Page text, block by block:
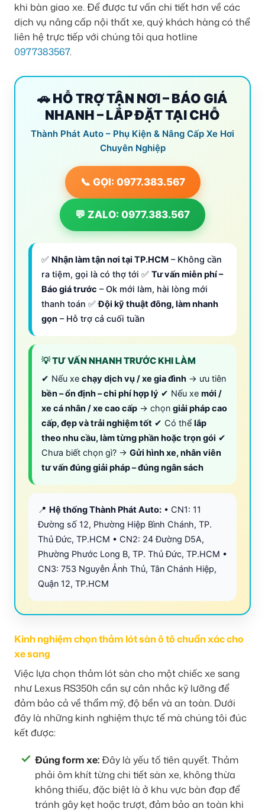
khi bàn giao xe. Để được tư vấn chi tiết hơn về các
dịch vụ nâng cấp nội thất xe, quý khách hàng có thể
liên hệ trực tiếp với chúng tôi qua hotline
0977383567.
🚗 HỖ TRỢ TẬN NƠI – BÁO GIÁ
NHANH – LẮP ĐẶT TẠI CHỖ
Thành Phát Auto – Phụ Kiện & Nâng Cấp Xe Hơi
Chuyên Nghiệp
📞 GỌI: 0977.383.567
💬 ZALO: 0977.383.567
✅ Nhận làm tận nơi tại TP.HCM – Không cần
ra tiệm, gọi là có thợ tới ✅ Tư vấn miễn phí –
Báo giá trước – Ok mới làm, hài lòng mới
thanh toán ✅Đội kỹ thuật đông, làm nhanh
gọn – Hỗ trợ cả cuối tuần
💡 TƯ VẤN NHANH TRƯỚC KHI LÀM
✔ Nếu xe chạy dịch vụ / xe gia đình → ưu tiên
bền – ổn định – chi phí hợp lý ✔ Nếu xe mới /
xe cá nhân / xe cao cấp → chọn giải pháp cao
cấp, đẹp và trải nghiệm tốt ✔ Có thể lắp
theo nhu cầu, làm từng phần hoặc trọn gói ✔
Chưa biết chọn gì? → Gửi hình xe, nhân viên
tư vấn đúng giải pháp – đúng ngân sách
📍 Hệ thống Thành Phát Auto: • CN1: 11
Đường số 12, Phường Hiệp Bình Chánh, TP.
Thủ Đức, TP.HCM • CN2: 24 Đường D5A,
Phường Phước Long B, TP. Thủ Đức, TP.HCM •
CN3: 753 Nguyễn Ảnh Thủ, Tân Chánh Hiệp,
Quận 12, TP.HCM
Kinh nghiệm chọn thảm lót sàn ô tô chuẩn xác cho
xe sang
Việc lựa chọn thảm lót sàn cho một chiếc xe sang
như Lexus RS350h cần sự cân nhắc kỹ lưỡng để
đảm bảo cả về thẩm mỹ, độ bền và an toàn. Dưới
đây là những kinh nghiệm thực tế mà chúng tôi đúc
kết được:
Đúng form xe:Đây là yếu tố tiên quyết. Thảm
phải ôm khít từng chi tiết sàn xe, không thừa
không thiếu, đặc biệt là ở khu vực bàn đạp để
tránh gây kẹt hoặc trượt, đảm bảo an toàn khi